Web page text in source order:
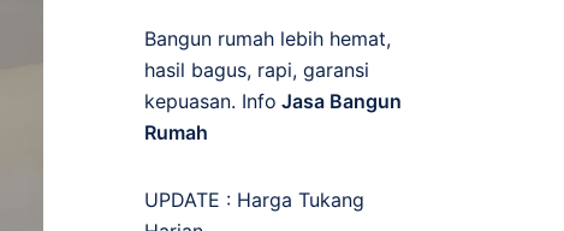
Bangun rumah lebih hemat,
hasil bagus, rapi, garansi
kepuasan. Info Jasa Bangun
Rumah
UPDATE : Harga Tukang